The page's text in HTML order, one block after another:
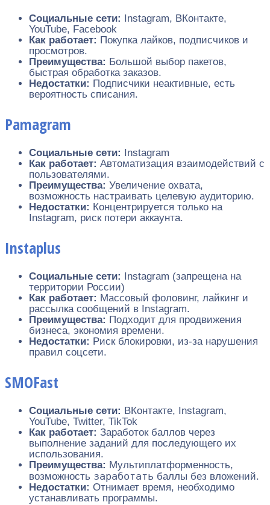
Социальные сети:
Instagram, ВКонтакте,
YouTube, Facebook
Как работает: Покупка лайков, подписчиков и
просмотров.
Преимущества: Большой выбор пакетов,
быстрая обработка заказов.
Недостатки: Подписчики неактивные, есть
вероятность списания.
Pamagram
Социальные сети:
Instagram
Как работает: Автоматизация взаимодействий с
пользователями.
Преимущества: Увеличение охвата,
возможность настраивать целевую аудиторию.
Недостатки: Концентрируется только на
Instagram, риск потери аккаунта.
Instaplus
Социальные сети:
Instagram (запрещена на
территории России)
Как работает: Массовый фоловинг, лайкинг и
рассылка сообщений в Instagram.
Преимущества: Подходит для продвижения
бизнеса, экономия времени.
Недостатки: Риск блокировки, из-за нарушения
правил соцсети.
SMOFast
Социальные сети: ВКонтакте, Instagram,
YouTube, Twitter, TikTok
Как работает: Заработок баллов через
выполнение заданий для последующего их
использования.
Преимущества: Мультиплатформенность,
возможность заработать баллы без вложений.
Недостатки: Отнимает время, необходимо
устанавливать программы.